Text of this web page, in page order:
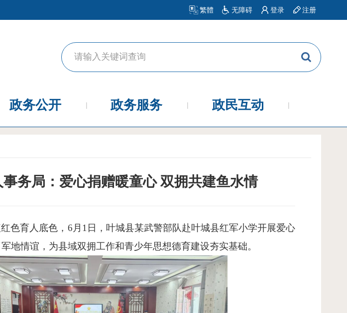
繁體 无障碍 登录 注册
政务公开 政务服务 政民互动
务局：爱心捐赠暖童心 双拥共建鱼水情
色育人底色， 6月1日，叶城县某武警部队赴叶城县红军小学开展爱心
地情谊，为县域双拥工作和青少年思想德育建设夯实基础。